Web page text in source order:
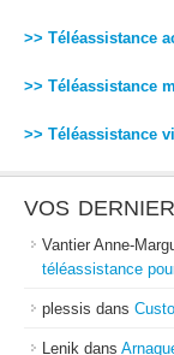
>> Téléassistance
>> Téléassistance
>> Téléassistance
VOS
Vantier Anne-
téléassistance
plessis dans
Lenik dans